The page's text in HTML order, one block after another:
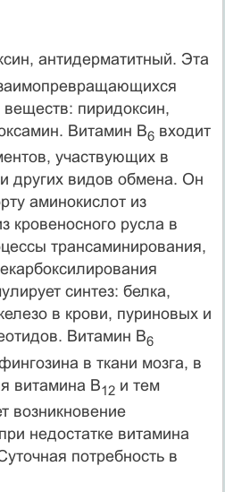
антидерматитный. Эта
веществ: пиридоксин,
Витамин В6входит
участвующих в
других видов обмена. Он
аминокислот из
кровеносного русла в
трансаминирования,
синтез: белка,
в крови, пуриновых и
Витамин В6
в ткани мозга, в
витамина В12и тем
возникновение
недостатке витамина
потребность в